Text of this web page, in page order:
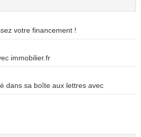
votre financement !
immobilier.fr
dans sa boîte aux lettres avec